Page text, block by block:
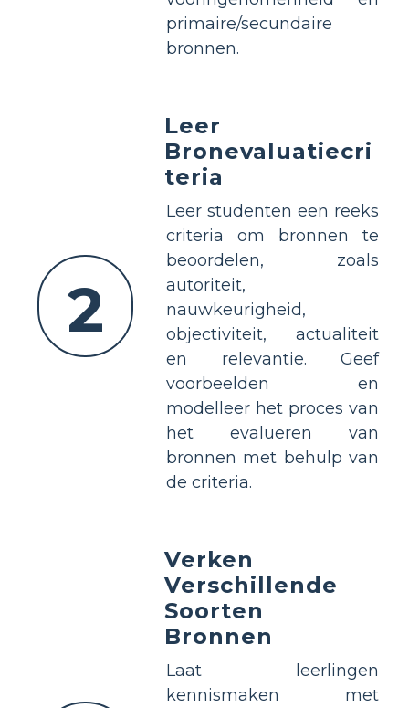
primaire/secundaire
bronnen.
2
Leer
Bronevaluatiecri
teria
Leer studenten een reeks
criteria om bronnen te
beoordelen, zoals
autoriteit,
nauwkeurigheid,
objectiviteit, actualiteit
en relevantie. Geef
voorbeelden en
modelleer het proces van
het evalueren van
bronnen met behulp van
de criteria.
Verken
Verschillende
Soorten
Bronnen
Laat leerlingen
kennismaken met